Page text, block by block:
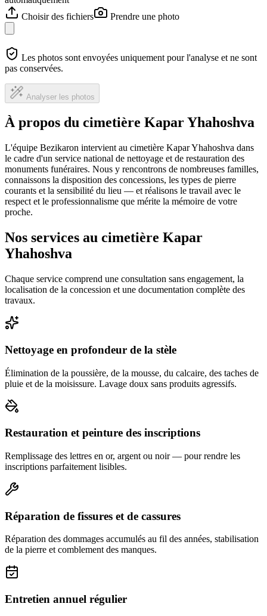
Choisir des fichiers
Prendre une photo
Les photos sont envoyées uniquement pour l'analyse et ne sont
pas conservées.
Analyser les photos
À propos du cimetière Kapar Yhahoshva
L'équipe Bezikaron intervient au cimetière Kapar Yhahoshva dans
le cadre d'un service national de nettoyage et de restauration des
monuments funéraires. Nous y rencontrons de nombreuses familles,
connaissons la disposition des concessions, les types de pierre
courants et la sensibilité du lieu — et réalisons le travail avec le
respect et le professionnalisme que mérite la mémoire de votre
proche.
Nos services au cimetière Kapar
Yhahoshva
Chaque service comprend une consultation sans engagement, la
localisation de la concession et une documentation complète des
travaux.
Nettoyage en profondeur de la stèle
Élimination de la poussière, de la mousse, du calcaire, des taches de
pluie et de la moisissure. Lavage doux sans produits agressifs.
Restauration et peinture des inscriptions
Remplissage des lettres en or, argent ou noir — pour rendre les
inscriptions parfaitement lisibles.
Réparation de fissures et de cassures
Réparation des dommages accumulés au fil des années, stabilisation
de la pierre et comblement des manques.
Entretien annuel régulier